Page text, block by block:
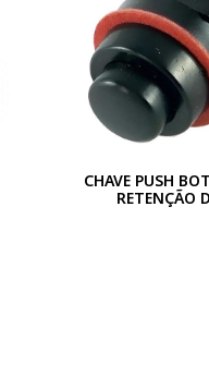
CHAVE PUSH
RETENÇÃO